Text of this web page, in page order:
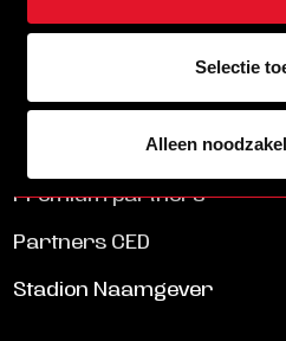
Selectie
Alleen
Brainport partners
Premium partners
Partners CED
Stadion Naamgever